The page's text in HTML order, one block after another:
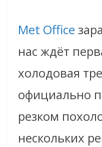
Met Office
нас ждёт
холодовая
официально
резком
нескольких